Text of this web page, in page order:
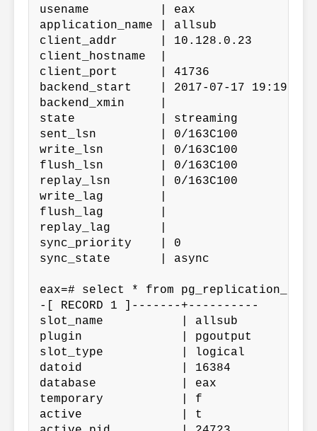
usename          | eax
application_name | allsub
client_addr      | 10.128.0.23
client_hostname  |
client_port      | 41736
backend_start    | 2017-07-17
backend_xmin     |
state            | streaming
sent_lsn         | 0/163C100
write_lsn        | 0/163C100
flush_lsn        | 0/163C100
replay_lsn       | 0/163C100
write_lag        |
flush_lag        |
replay_lag       |
sync_priority    | 0
sync_state       | async
eax=# select * from
-[ RECORD 1 ]-------+----------
slot_name           | allsub
plugin              | pgoutput
slot_type           | logical
datoid              | 16384
database            | eax
temporary           | f
active              | t